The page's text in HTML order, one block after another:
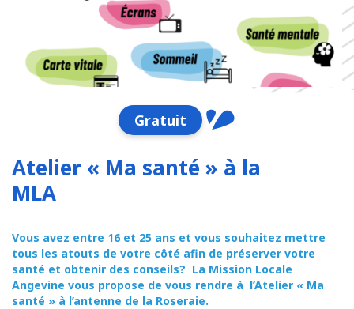
Gratuit
Atelier « Ma santé » à la
MLA
Vous avez entre 16 et 25 ans et vous souhaitez mettre
tous les atouts de votre côté afin de préserver votre
santé et obtenir des conseils? La Mission Locale
Angevine vous propose de vous rendre à l’Atelier « Ma
santé » à l’antenne de la Roseraie.